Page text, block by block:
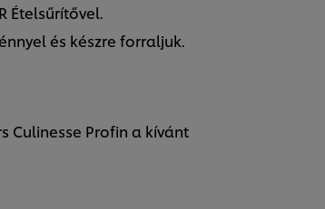
Ételsűrítővel.
és készre forraljuk.
Culinesse Profin a kívánt